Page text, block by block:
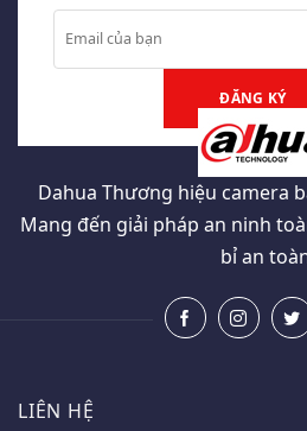
Dahua Thương hiệu camera
Mang đến giải pháp an ninh
bỉ an
LIÊN HỆ